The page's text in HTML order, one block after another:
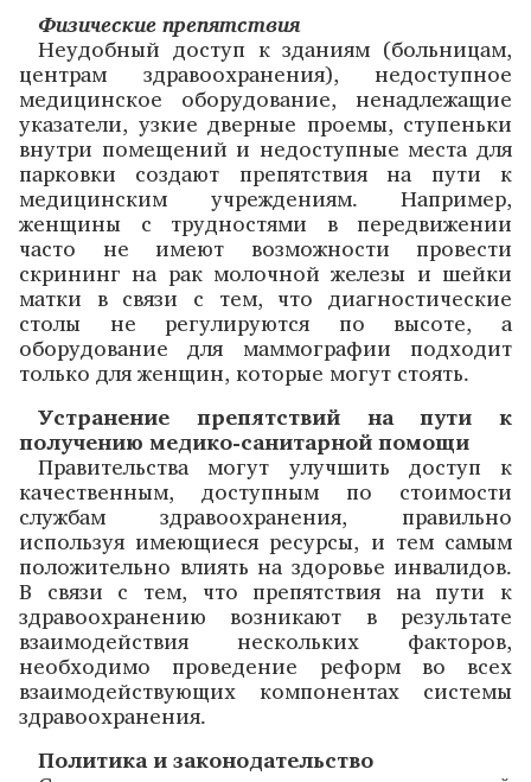
Физические препятствия
Неудобный доступ к зданиям (больницам,
центрам здравоохранения), недоступное
медицинское оборудование, ненадлежащие
указатели, узкие дверные проемы, ступеньки
внутри помещений и недоступные места для
парковки создают препятствия на пути к
медицинским учреждениям. Например,
женщины с трудностями в передвижении
часто не имеют возможности провести
скрининг на рак молочной железы и шейки
матки в связи с тем, что диагностические
столы не регулируются по высоте, а
оборудование для маммографии подходит
только для женщин, которые могут стоять.
Устранение препятствий на пути к
получению медико-санитарной помощи
Правительства могут улучшить доступ к
качественным, доступным по стоимости
службам здравоохранения, правильно
используя имеющиеся ресурсы, и тем самым
положительно влиять на здоровье инвалидов.
В связи с тем, что препятствия на пути к
здравоохранению возникают в результате
взаимодействия нескольких факторов,
необходимо проведение реформ во всех
взаимодействующих компонентах системы
здравоохранения.
Политика и законодательство